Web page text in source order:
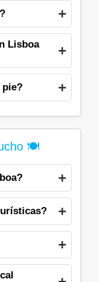
Lisboa
pie?
🍽️